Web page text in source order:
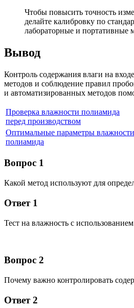
Чтобы повысить точность
делайте калибровку по
лабораторные и портативные
Вывод
Контроль содержания влаги на
методов и соблюдение правил
и автоматизированных методов
Проверка влажности полиамида
перед производством
Оптимальные параметры влажности
полиамида
Вопрос 1
Какой метод используют для
Ответ 1
Тест на влажность с
Вопрос 2
Почему важно контролировать
Ответ 2